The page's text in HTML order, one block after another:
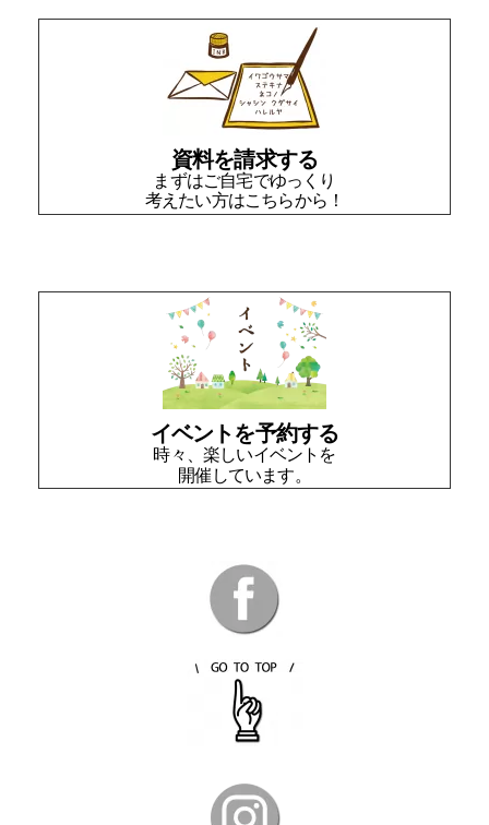
資料を請求する
まずはご自宅でゆっくり
考えたい方はこちらから！
イベントを予約する
時々、楽しいイベントを
開催しています。